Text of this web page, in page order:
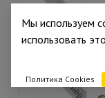
Партнёр
Партнёр
Мы используем
использовать
Политика Cookies